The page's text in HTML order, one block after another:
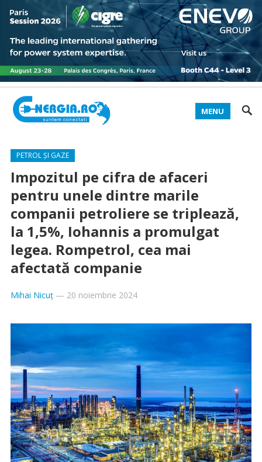
MENU
PETROL ȘI GAZE
Impozitul pe cifra de afaceri
pentru unele dintre marile
companii petroliere se triplează,
la 1,5%, Iohannis a promulgat
legea. Rompetrol, cea mai
afectată companie
Mihai Nicuț— 20 noiembrie 2024